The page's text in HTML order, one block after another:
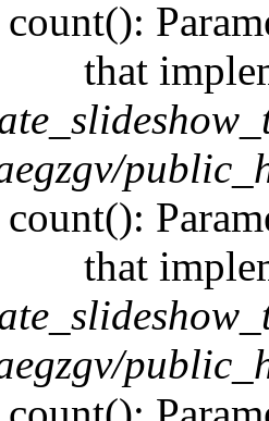
count():
that
count():
that